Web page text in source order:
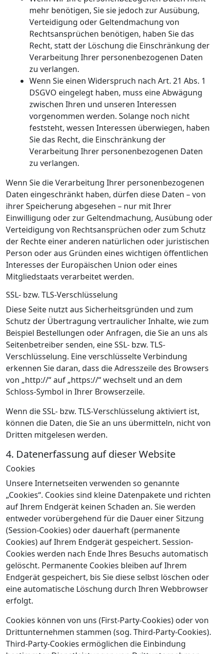
mehr benötigen, Sie sie jedoch zur Ausübung,
Verteidigung oder Geltendmachung von
Rechtsansprüchen benötigen, haben Sie das
Recht, statt der Löschung die Einschränkung der
Verarbeitung Ihrer personenbezogenen Daten
zu verlangen.
Wenn Sie einen Widerspruch nach Art. 21 Abs. 1
DSGVO eingelegt haben, muss eine Abwägung
zwischen Ihren und unseren Interessen
vorgenommen werden. Solange noch nicht
feststeht, wessen Interessen überwiegen, haben
Sie das Recht, die Einschränkung der
Verarbeitung Ihrer personenbezogenen Daten
zu verlangen.
Wenn Sie die Verarbeitung Ihrer personenbezogenen
Daten eingeschränkt haben, dürfen diese Daten – von
ihrer Speicherung abgesehen – nur mit Ihrer
Einwilligung oder zur Geltendmachung, Ausübung oder
Verteidigung von Rechtsansprüchen oder zum Schutz
der Rechte einer anderen natürlichen oder juristischen
Person oder aus Gründen eines wichtigen öffentlichen
Interesses der Europäischen Union oder eines
Mitgliedstaats verarbeitet werden.
SSL- bzw. TLS-Verschlüsselung
Diese Seite nutzt aus Sicherheitsgründen und zum
Schutz der Übertragung vertraulicher Inhalte, wie zum
Beispiel Bestellungen oder Anfragen, die Sie an uns als
Seitenbetreiber senden, eine SSL- bzw. TLS-
Verschlüsselung. Eine verschlüsselte Verbindung
erkennen Sie daran, dass die Adresszeile des Browsers
von „http://“ auf „https://“ wechselt und an dem
Schloss-Symbol in Ihrer Browserzeile.
Wenn die SSL- bzw. TLS-Verschlüsselung aktiviert ist,
können die Daten, die Sie an uns übermitteln, nicht von
Dritten mitgelesen werden.
4. Datenerfassung auf dieser Website
Cookies
Unsere Internetseiten verwenden so genannte
„Cookies“. Cookies sind kleine Datenpakete und richten
auf Ihrem Endgerät keinen Schaden an. Sie werden
entweder vorübergehend für die Dauer einer Sitzung
(Session-Cookies) oder dauerhaft (permanente
Cookies) auf Ihrem Endgerät gespeichert. Session-
Cookies werden nach Ende Ihres Besuchs automatisch
gelöscht. Permanente Cookies bleiben auf Ihrem
Endgerät gespeichert, bis Sie diese selbst löschen oder
eine automatische Löschung durch Ihren Webbrowser
erfolgt.
Cookies können von uns (First-Party-Cookies) oder von
Drittunternehmen stammen (sog. Third-Party-Cookies).
Third-Party-Cookies ermöglichen die Einbindung